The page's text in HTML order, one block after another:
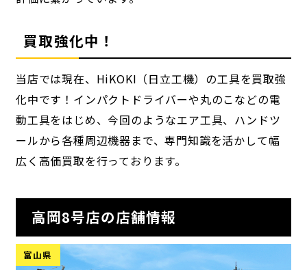
買取強化中！
当店では現在、HiKOKI（日立工機）の工具を買取強
化中です！インパクトドライバーや丸のこなどの電
動工具をはじめ、今回のようなエア工具、ハンドツ
ールから各種周辺機器まで、専門知識を活かして幅
広く高価買取を行っております。
高岡8号店の店舗情報
富山県